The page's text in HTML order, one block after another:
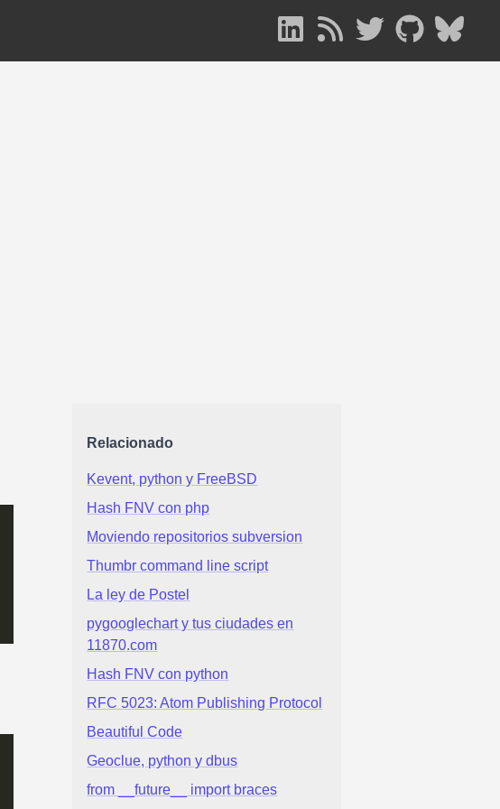
Relacionado
Kevent, python y FreeBSD
Hash FNV con php
Moviendo repositorios subversion
Thumbr command line script
La ley de Postel
pygooglechart y tus ciudades en
11870.com
Hash FNV con python
RFC 5023: Atom Publishing Protocol
Beautiful Code
Geoclue, python y dbus
from __future__ import braces